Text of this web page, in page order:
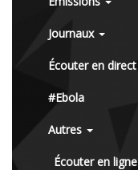
Journaux
Écouter en direct
#Ebola
Autres
Écouter en ligne